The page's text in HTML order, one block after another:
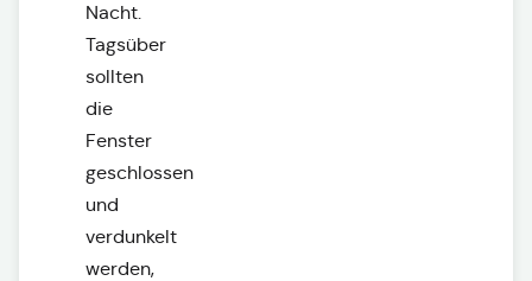
Nacht.
Tagsüber
sollten
die
Fenster
geschlossen
und
verdunkelt
werden,